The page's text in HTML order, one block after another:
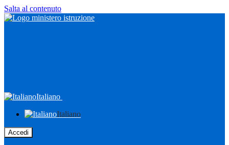
Salta al contenuto
Italiano
Italiano
Accedi